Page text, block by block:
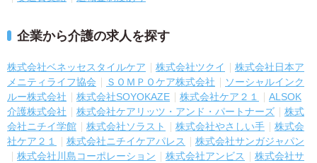
企業から介護の求人を探す
株式会社ベネッセスタイルケア 株式会社ツクイ
株式会社日本ア
メニティライフ協会
ＳＯＭＰＯケア株式会社
ソーシャルインク
ルー株式会社
株式会社SOYOKAZE 株式会社ケア２１
ALSOK
介護株式会社
株式会社ケアリッツ・アンド・パートナーズ
株式
会社ニチイ学館
株式会社ソラスト 株式会社やさしい手
株式会
社ケア２１
株式会社ニチイケアパレス
株式会社サンガジャパン
株式会社川島コーポレーション
株式会社アンビス
株式会社サ